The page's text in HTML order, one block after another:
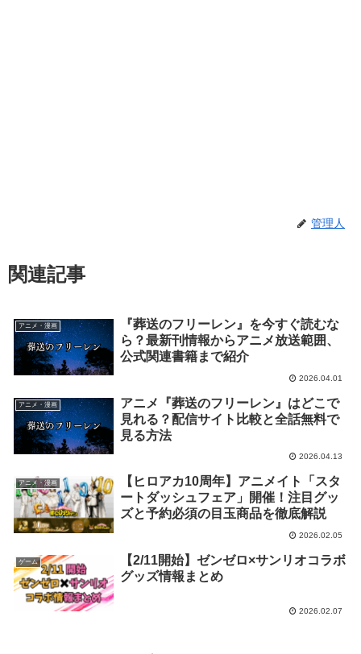
管理人
関連記事
アニメ・漫画
『葬送のフリーレン』を今すぐ読むな
ら？最新刊情報からアニメ放送範囲、
公式関連書籍まで紹介
2026.04.01
アニメ・漫画
アニメ『葬送のフリーレン』はどこで
見れる？配信サイト比較と全話無料で
見る方法
2026.04.13
アニメ・漫画
【ヒロアカ10周年】アニメイト「スタ
ートダッシュフェア」開催！注目グッ
ズと予約必須の目玉商品を徹底解説
2026.02.05
ゲーム
【2/11開始】ゼンゼロ×サンリオコラボ
グッズ情報まとめ
2026.02.07